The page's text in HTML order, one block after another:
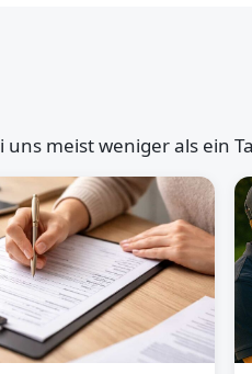
meist weniger als ein